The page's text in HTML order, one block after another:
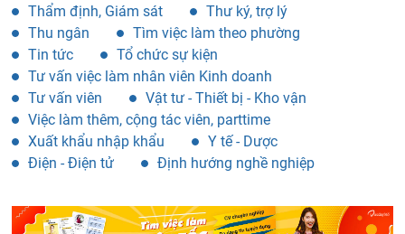
Thẩm định, Giám sát
Thư ký, trợ lý
Thu ngân
Tìm việc làm theo phường
Tin tức
Tổ chức sự kiện
Tư vấn việc làm nhân viên Kinh doanh
Tư vấn viên
Vật tư - Thiết bị - Kho vận
Việc làm thêm, cộng tác viên, parttime
Xuất khẩu nhập khẩu
Y tế - Dược
Điện - Điện tử
Định hướng nghề nghiệp